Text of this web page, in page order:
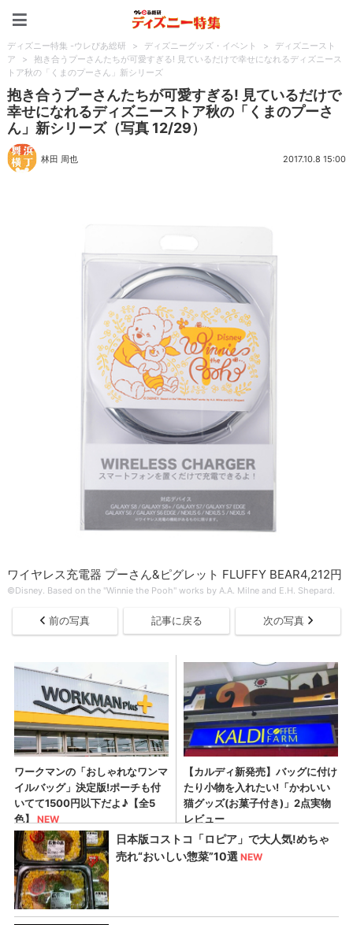
ディズニー特集 -ウレぴあ総研 > ディズニーグッズ・イベント >
ディズニースト
ア
>
抱き合うプーさんたちが可愛すぎる! 見ているだけで幸せになれるディズニース
トア秋の「くまのプーさん」新シリーズ
抱き合うプーさんたちが可愛すぎる! 見ているだけで
幸せになれるディズニーストア秋の「くまのプーさ
ん」新シリーズ（写真 12/29）
林田 周也 2017.10.8 15:00
ワイヤレス充電器 プーさん&ピグレット FLUFFY BEAR4,212円
©Disney. Based on the "Winnie the Pooh" works by A.A. Milne and E.H. Shepard.
前の写真 記事に戻る 次の写真